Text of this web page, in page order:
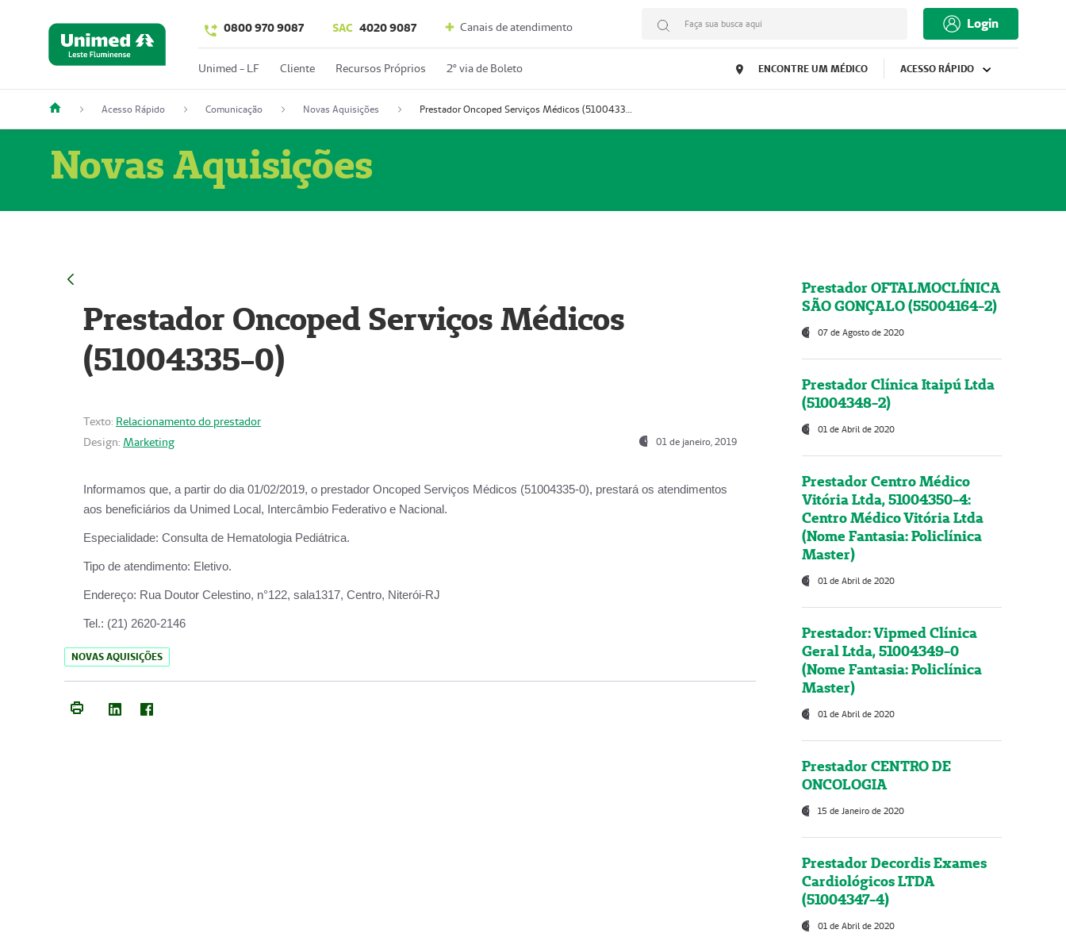
0800 970 9087 SAC 4020 9087 Canais de atendimento Faça sua busca aqui Login
Unimed - LF Cliente Recursos Próprios 2º via de Boleto ENCONTRE UM MÉDICO ACESSO RÁPIDO
Acesso Rápido Comunicação Novas Aquisições Prestador Oncoped Serviços Médicos (51004335-0)
Novas Aquisições
Prestador Oncoped Serviços Médicos
(51004335-0)
Texto: Relacionamento do prestador
Design: Marketing 01 de janeiro, 2019
Informamos que, a partir do dia 01/02/2019, o prestador Oncoped Serviços Médicos (51004335-0), prestará os atendimentos
aos beneficiários da Unimed Local, Intercâmbio Federativo e Nacional.
Especialidade: Consulta de Hematologia Pediátrica.
Tipo de atendimento: Eletivo.
Endereço: Rua Doutor Celestino, n°122, sala1317, Centro, Niterói-RJ
Tel.: (21) 2620-2146
NOVAS AQUISIÇÕES
Prestador OFTALMOCLÍNICA
SÃO GONÇALO (55004164-2)
07 de Agosto de 2020
Prestador Clínica Itaipú Ltda
(51004348-2)
01 de Abril de 2020
Prestador Centro Médico
Vitória Ltda, 51004350-4:
Centro Médico Vitória Ltda
(Nome Fantasia: Policlínica
Master)
01 de Abril de 2020
Prestador: Vipmed Clínica
Geral Ltda, 51004349-0
(Nome Fantasia: Policlínica
Master)
01 de Abril de 2020
Prestador CENTRO DE
ONCOLOGIA
15 de Janeiro de 2020
Prestador Decordis Exames
Cardiológicos LTDA
(51004347-4)
01 de Abril de 2020